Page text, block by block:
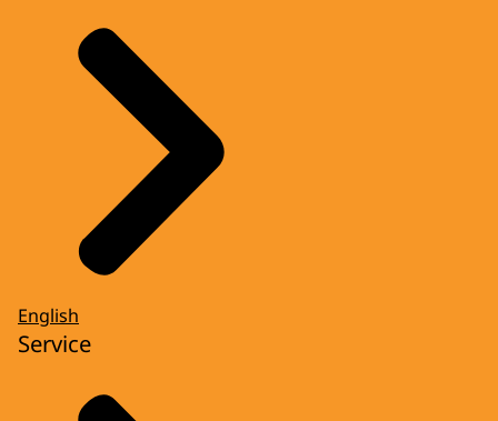
English
Service